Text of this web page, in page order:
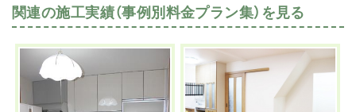
関連の施工実績（事例別料金プラン集）を見る